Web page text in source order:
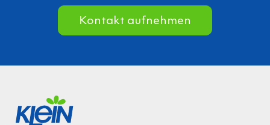
Kontakt aufnehmen